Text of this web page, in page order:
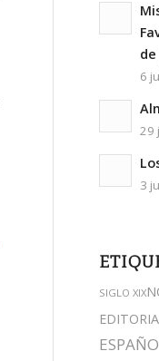
de
6
29
3
SIGLO XIX